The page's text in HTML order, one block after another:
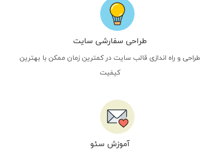
طراحی سفارشی سایت
طراحی و راه اندازی قالب سایت در کمترین زمان ممکن با بهترین
کیفیت
آموزش سئو